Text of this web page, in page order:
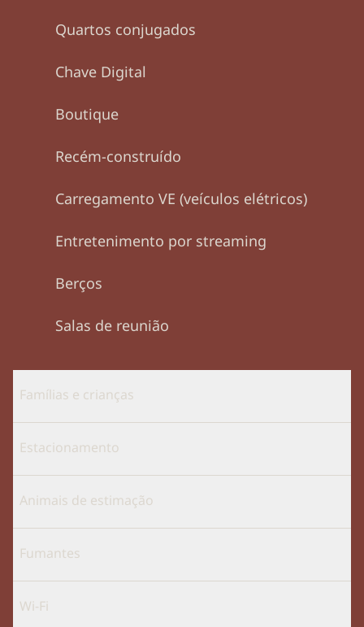
Quartos conjugados
Chave Digital
Boutique
Recém-construído
Carregamento VE (veículos elétricos)
Entretenimento por streaming
Berços
Salas de reunião
Famílias e crianças
Estacionamento
Animais de estimação
Fumantes
Wi-Fi